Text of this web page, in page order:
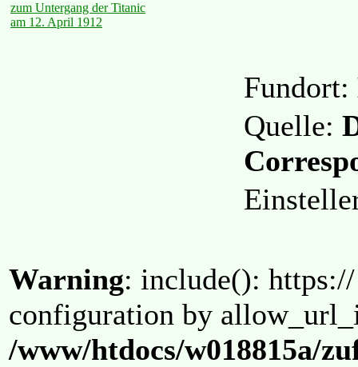
zum Untergang der Titanic
am 12. April 1912
Fundort:
Quelle:
Warning: include():
configuration by
/www/htdocs/w018815a/